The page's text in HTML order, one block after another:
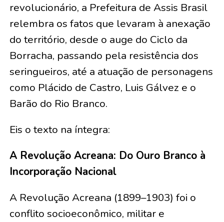
revolucionário, a Prefeitura de Assis Brasil
relembra os fatos que levaram à anexação
do território, desde o auge do Ciclo da
Borracha, passando pela resistência dos
seringueiros, até a atuação de personagens
como Plácido de Castro, Luis Gálvez e o
Barão do Rio Branco.
Eis o texto na íntegra:
A Revolução Acreana: Do Ouro Branco à
Incorporação Nacional
A Revolução Acreana (1899–1903) foi o
conflito socioeconômico, militar e